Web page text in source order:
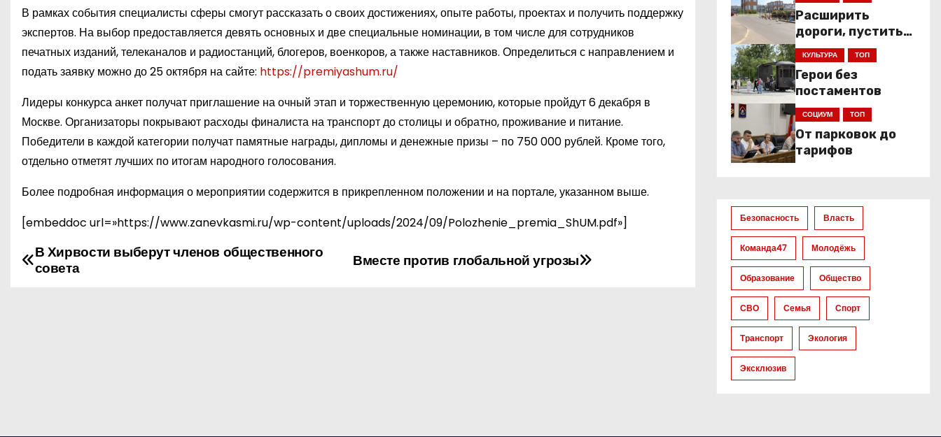
В рамках события специалисты сферы смогут рассказать о своих достижениях, опыте работы, проектах и получить поддержку
экспертов. На выбор предоставляется девять основных и две специальные номинации, в том числе для сотрудников
печатных изданий, телеканалов и радиостанций, блогеров, военкоров, а также наставников. Определиться с направлением и
подать заявку можно до 25 октября на сайте: https://premiyashum.ru/
Лидеры конкурса анкет получат приглашение на очный этап и торжественную церемонию, которые пройдут 6 декабря в
Москве. Организаторы покрывают расходы финалиста на транспорт до столицы и обратно, проживание и питание.
Победители в каждой категории получат памятные награды, дипломы и денежные призы – по 750 000 рублей. Кроме того,
отдельно отметят лучших по итогам народного голосования.
Более подробная информация о мероприятии содержится в прикрепленном положении и на портале, указанном выше.
[embeddoc url=»https://www.zanevkasmi.ru/wp-content/uploads/2024/09/Polozhenie_premia_ShUM.pdf»]
Н
Вместе против глобальной угрозы
В Хирвости выберут членов общественного
совета
Расширить
дороги, пустить
низкопольники
КУЛЬТУРА ТОП
Герои без
постаментов
СОЦИУМ ТОП
От парковок до
тарифов
Безопасность Власть
Команда47 Молодёжь
Образование Общество
СВО Семья Спорт
Транспорт Экология
Эксклюзив